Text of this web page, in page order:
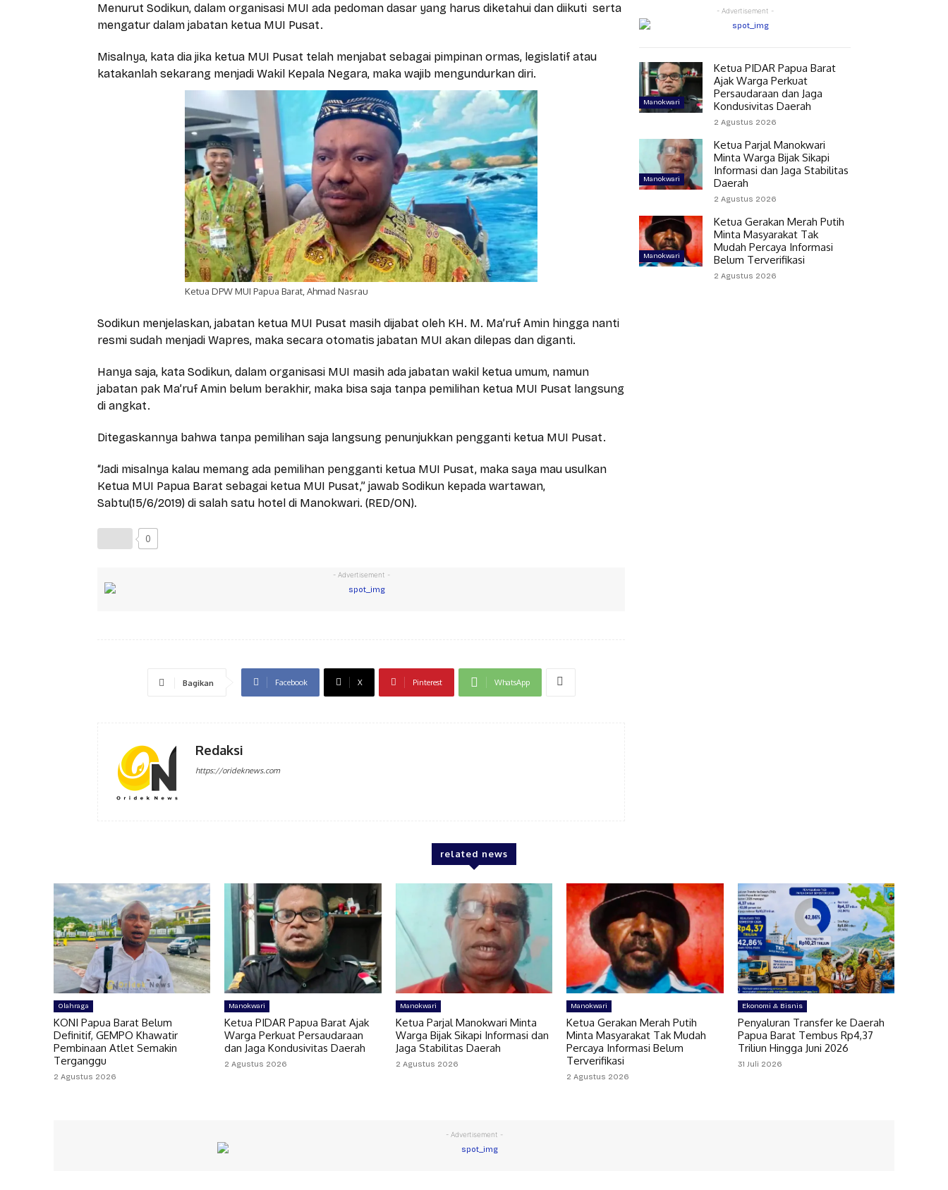
Menurut Sodikun, dalam organisasi MUI ada pedoman dasar yang harus diketahui dan diikuti serta
mengatur dalam jabatan ketua MUI Pusat.
Misalnya, kata dia jika ketua MUI Pusat telah menjabat sebagai pimpinan ormas, legislatif atau
katakanlah sekarang menjadi Wakil Kepala Negara, maka wajib mengundurkan diri.
Ketua DPW MUI Papua Barat, Ahmad Nasrau
Sodikun menjelaskan, jabatan ketua MUI Pusat masih dijabat oleh KH. M. Ma’ruf Amin hingga nanti
resmi sudah menjadi Wapres, maka secara otomatis jabatan MUI akan dilepas dan diganti.
Hanya saja, kata Sodikun, dalam organisasi MUI masih ada jabatan wakil ketua umum, namun
jabatan pak Ma’ruf Amin belum berakhir, maka bisa saja tanpa pemilihan ketua MUI Pusat langsung
di angkat.
Ditegaskannya bahwa tanpa pemilihan saja langsung penunjukkan pengganti ketua MUI Pusat.
“Jadi misalnya kalau memang ada pemilihan pengganti ketua MUI Pusat, maka saya mau usulkan
Ketua MUI Papua Barat sebagai ketua MUI Pusat,” jawab Sodikun kepada wartawan,
Sabtu(15/6/2019) di salah satu hotel di Manokwari. (RED/ON).
0
- Advertisement -
Bagikan Facebook X Pinterest WhatsApp
Redaksi
https://orideknews.com
- Advertisement -
Manokwari
Ketua PIDAR Papua Barat
Ajak Warga Perkuat
Persaudaraan dan Jaga
Kondusivitas Daerah
2 Agustus 2026
Manokwari
Ketua Parjal Manokwari
Minta Warga Bijak Sikapi
Informasi dan Jaga Stabilitas
Daerah
2 Agustus 2026
Manokwari
Ketua Gerakan Merah Putih
Minta Masyarakat Tak
Mudah Percaya Informasi
Belum Terverifikasi
2 Agustus 2026
related news
Olahraga
KONI Papua Barat Belum
Definitif, GEMPO Khawatir
Pembinaan Atlet Semakin
Terganggu
2 Agustus 2026
Manokwari
Ketua PIDAR Papua Barat Ajak
Warga Perkuat Persaudaraan
dan Jaga Kondusivitas Daerah
2 Agustus 2026
Manokwari
Ketua Parjal Manokwari Minta
Warga Bijak Sikapi Informasi dan
Jaga Stabilitas Daerah
2 Agustus 2026
Manokwari
Ketua Gerakan Merah Putih
Minta Masyarakat Tak Mudah
Percaya Informasi Belum
Terverifikasi
2 Agustus 2026
Ekonomi & Bisnis
Penyaluran Transfer ke Daerah
Papua Barat Tembus Rp4,37
Triliun Hingga Juni 2026
31 Juli 2026
- Advertisement -